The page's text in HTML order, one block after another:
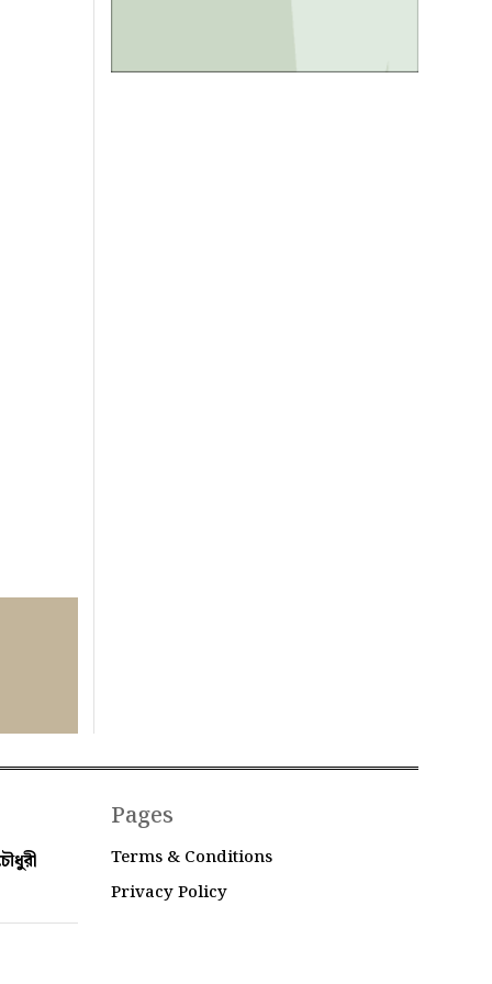
Pages
Terms & Conditions
Privacy Policy